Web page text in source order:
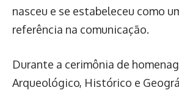
nasceu e se estabeleceu como
referência na comunicação.
Durante a cerimônia de
Arqueológico, Histórico e